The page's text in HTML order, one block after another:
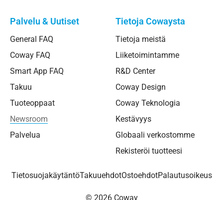
Palvelu & Uutiset
General FAQ
Coway FAQ
Smart App FAQ
Takuu
Tuoteoppaat
Newsroom
Palvelua
Tietoja Cowaysta
Tietoja meistä
Liiketoimintamme
R&D Center
Coway Design
Coway Teknologia
Kestävyys
Globaali verkostomme
Rekisteröi tuotteesi
© 2026 Coway
TietosuojakäytäntöTakuuehdotOstoehdotPalautusoikeus